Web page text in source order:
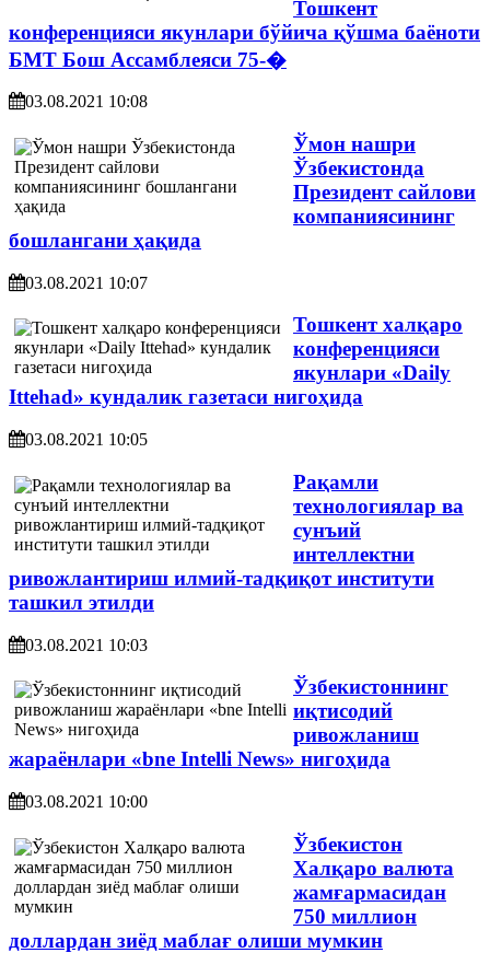
Тошкент
конференцияси якунлари бўйича қўшма баёноти
БМТ Бош Ассамблеяси 75-�
03.08.2021 10:08
Ўмон нашри
Ўзбекистонда
Президент сайлови
компаниясининг
бошлангани ҳақида
03.08.2021 10:07
Тошкент халқаро
конференцияси
якунлари «Daily
Ittehad» кундалик газетаси нигоҳида
03.08.2021 10:05
Рақамли
технологиялар ва
сунъий
интеллектни
ривожлантириш илмий-тадқиқот институти
ташкил этилди
03.08.2021 10:03
Ўзбекистоннинг
иқтисодий
ривожланиш
жараёнлари «bne Intelli News» нигоҳида
03.08.2021 10:00
Ўзбекистон
Халқаро валюта
жамғармасидан
750 миллион
доллардан зиёд маблағ олиши мумкин